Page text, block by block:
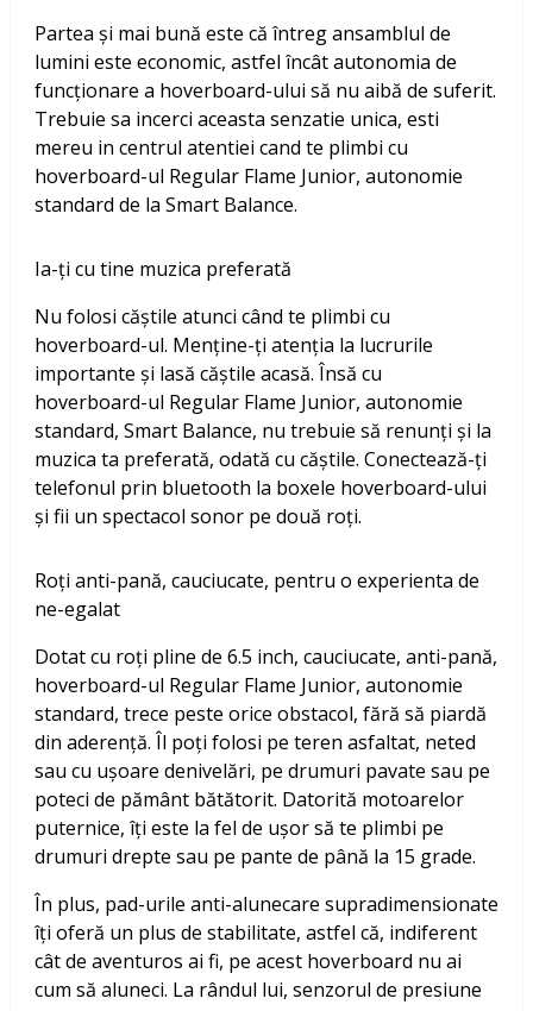
Partea și mai bună este că întreg ansamblul de
lumini este economic, astfel încât autonomia de
funcționare a hoverboard-ului să nu aibă de suferit.
Trebuie sa incerci aceasta senzatie unica, esti
mereu in centrul atentiei cand te plimbi cu
hoverboard-ul Regular Flame Junior, autonomie
standard de la Smart Balance.
Ia-ți cu tine muzica preferată
Nu folosi căștile atunci când te plimbi cu
hoverboard-ul. Menține-ți atenția la lucrurile
importante și lasă căștile acasă. Însă cu
hoverboard-ul Regular Flame Junior, autonomie
standard, Smart Balance, nu trebuie să renunți și la
muzica ta preferată, odată cu căștile. Conectează-ți
telefonul prin bluetooth la boxele hoverboard-ului
și fii un spectacol sonor pe două roți.
Roți anti-pană, cauciucate, pentru o experienta de
ne-egalat
Dotat cu roți pline de 6.5 inch, cauciucate, anti-pană,
hoverboard-ul Regular Flame Junior, autonomie
standard, trece peste orice obstacol, fără să piardă
din aderență. Îl poți folosi pe teren asfaltat, neted
sau cu ușoare denivelări, pe drumuri pavate sau pe
poteci de pământ bătătorit. Datorită motoarelor
puternice, îți este la fel de ușor să te plimbi pe
drumuri drepte sau pe pante de până la 15 grade.
În plus, pad-urile anti-alunecare supradimensionate
îți oferă un plus de stabilitate, astfel că, indiferent
cât de aventuros ai fi, pe acest hoverboard nu ai
cum să aluneci. La rândul lui, senzorul de presiune